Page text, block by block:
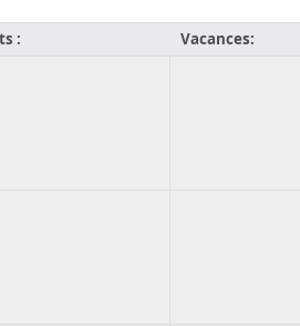
: Vacances: